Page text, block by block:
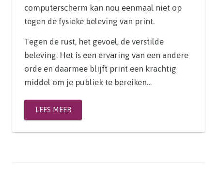
computerscherm kan nou eenmaal niet op
tegen de fysieke beleving van print.
Tegen de rust, het gevoel, de verstilde
beleving. Het is een ervaring van een andere
orde en daarmee blijft print een krachtig
middel om je publiek te bereiken…
LEES MEER